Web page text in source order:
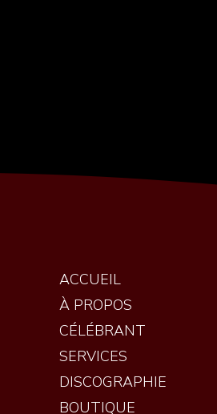
ACCUEIL
À PROPOS
CÉLÉBRANT
SERVICES
DISCOGRAPHIE
BOUTIQUE